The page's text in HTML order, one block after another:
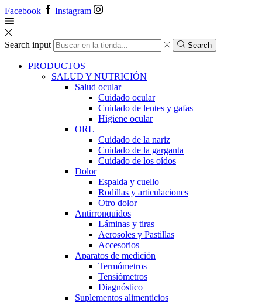
Facebook Instagram
Search input Search
PRODUCTOS
SALUD Y NUTRICIÓN
Salud ocular
Cuidado ocular
Cuidado de lentes y gafas
Higiene ocular
ORL
​​Cuidado de la nariz
​​Cuidado de la garganta
​​Cuidado de los oídos
Dolor
Espalda y cuello
Rodillas y articulaciones
Otro dolor
Antirronquidos
Láminas y tiras
Aerosoles y Pastillas
Accesorios
Aparatos de medición
Termómetros
Tensiómetros
Diagnóstico
Suplementos alimenticios